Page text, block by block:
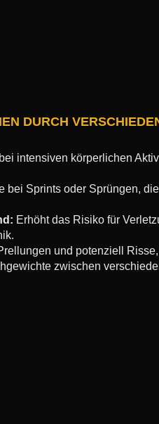
DURCH
intensiven körperlichen
bei Sprints oder Sprüngen,
Erhöht das Risiko für
und potenziell
zwischen